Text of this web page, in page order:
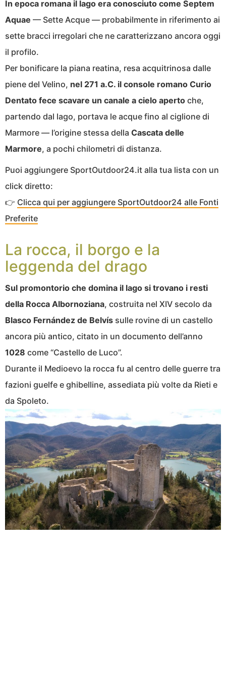
In epoca romana il lago era conosciuto come Septem
Aquae — Sette Acque — probabilmente in riferimento ai
sette bracci irregolari che ne caratterizzano ancora oggi
il profilo.
Per bonificare la piana reatina, resa acquitrinosa dalle
piene del Velino, nel 271 a.C. il console romano Curio
Dentato fece scavare un canale a cielo aperto che,
partendo dal lago, portava le acque fino al ciglione di
Marmore — l’origine stessa della Cascata delle
Marmore, a pochi chilometri di distanza.
Puoi aggiungere SportOutdoor24.it alla tua lista con un
click diretto:
👉 Clicca qui per aggiungere SportOutdoor24 alle Fonti
Preferite
La rocca, il borgo e la
leggenda del drago
Sul promontorio che domina il lago si trovano i resti
della Rocca Albornoziana, costruita nel XIV secolo da
Blasco Fernández de Belvís sulle rovine di un castello
ancora più antico, citato in un documento dell’anno
1028 come “Castello de Luco”.
Durante il Medioevo la rocca fu al centro delle guerre tra
fazioni guelfe e ghibelline, assediata più volte da Rieti e
da Spoleto.